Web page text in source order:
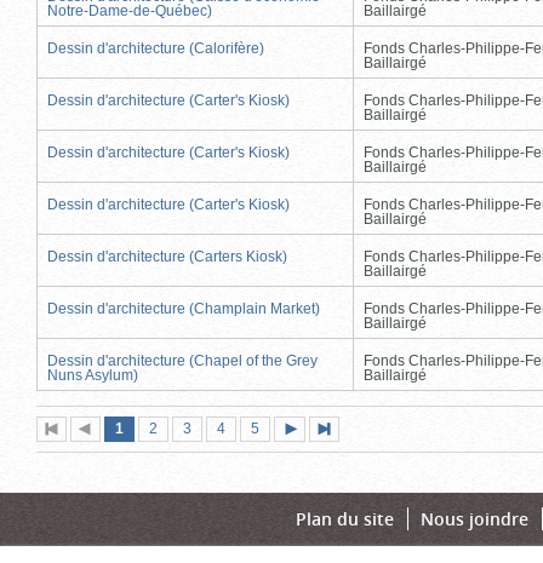
Notre-Dame-de-Québec)
Baillairgé
Dessin d'architecture (Calorifère)
Fonds Charles-Philippe-
Baillairgé
Dessin d'architecture (Carter's Kiosk)
Fonds Charles-Philippe-
Baillairgé
Dessin d'architecture (Carter's Kiosk)
Fonds Charles-Philippe-
Baillairgé
Dessin d'architecture (Carter's Kiosk)
Fonds Charles-Philippe-
Baillairgé
Dessin d'architecture (Carters Kiosk)
Fonds Charles-Philippe-
Baillairgé
Dessin d'architecture (Champlain Market)
Fonds Charles-Philippe-
Baillairgé
Dessin d'architecture (Chapel of the Grey
Nuns Asylum)
Fonds Charles-Philippe-
Baillairgé
Première
page
Page
précédente
Page
1 (page
actuelle)
Page
2 Page
3 Page
4 Page
5
suivante
page
Plan du site Nous joindre